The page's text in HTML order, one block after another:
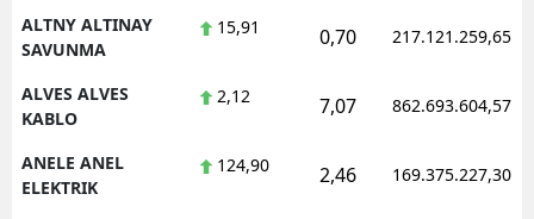
ALTNY ALTINAY
SAVUNMA
15,91 0,70 217.121.259,65
ALVES ALVES
KABLO
2,12 7,07 862.693.604,57
ANELE ANEL
ELEKTRIK
124,90 2,46 169.375.227,30